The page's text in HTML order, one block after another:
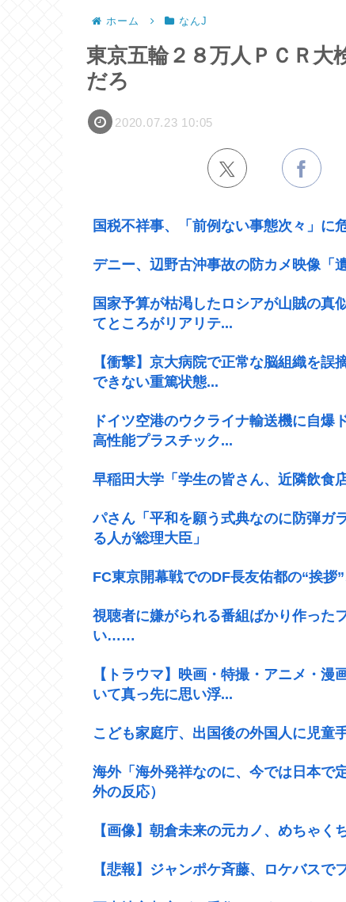
ホーム なんJ
東京五輪２８万人ＰＣＲ
だろ
2020.07.23 10:05
国税不祥事、「前例ない事態次々」
デニー、辺野古沖事故の防カメ映像「
国家予算が枯渇したロシアが山賊の真
てところがリアリテ...
【衝撃】京大病院で正常な脳組織を
できない重篤状態...
ドイツ空港のウクライナ輸送機に自
高性能プラスチック...
早稲田大学「学生の皆さん、近隣飲食
パさん「平和を願う式典なのに防弾ガ
る人が総理大臣」
FC東京開幕戦でのDF長友佑都の“挨拶
視聴者に嫌がられる番組ばかり作った
い……
【トラウマ】映画・特撮・アニメ・
いて真っ先に思い浮...
こども家庭庁、出国後の外国人に児童
海外「海外発祥なのに、今では日本で
外の反応）
【画像】朝倉未来の元カノ、めちゃく
【悲報】ジャンポケ斉藤、ロケバスで